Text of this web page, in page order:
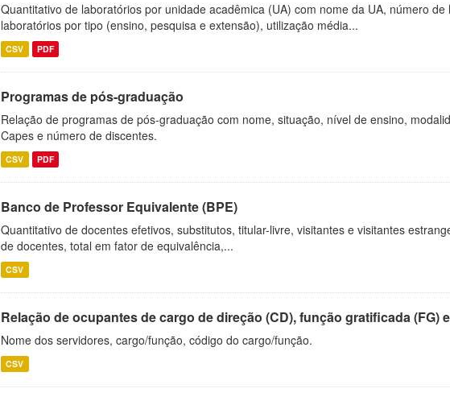
Quantitativo de laboratórios por unidade acadêmica (UA) com nome da UA, número
laboratórios por tipo (ensino, pesquisa e extensão), utilização média...
CSV PDF
Programas de pós-graduação
Relação de programas de pós-graduação com nome, situação, nível de ensino,
Capes e número de discentes.
CSV PDF
Banco de Professor Equivalente (BPE)
Quantitativo de docentes efetivos, substitutos, titular-livre, visitantes e visitantes
de docentes, total em fator de equivalência,...
CSV
Relação de ocupantes de cargo de direção (CD), função gratificada (FG)
Nome dos servidores, cargo/função, código do cargo/função.
CSV